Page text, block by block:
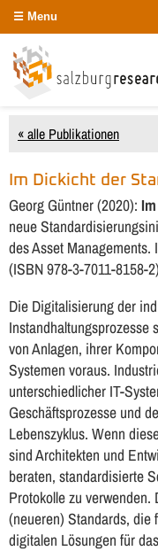
Menu
« alle Publikationen
Im Dickicht der
Georg Güntner (2020):
neue
des Asset
(ISBN 978-3-7011-8158-2)
Die Digitalisierung der
Instandhaltungsprozesse
von Anlagen, ihrer
Systemen voraus.
unterschiedlicher IT-
Geschäftsprozesse und
Lebenszyklus. Wenn
sind Architekten und
beraten, standardisierte
Protokolle zu
(neueren) Standards, die
digitalen Lösungen für